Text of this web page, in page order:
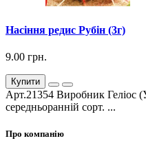
Насіння редис Рубін (3г)
9.00 грн.
Купити
Арт.21354 Виробник Геліос
середньоранній сорт. ...
Про компанію